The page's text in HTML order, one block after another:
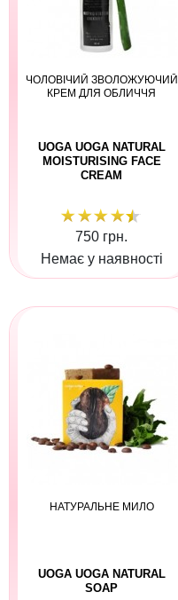
ЧОЛОВІЧИЙ ЗВОЛОЖУЮЧИЙ
КРЕМ ДЛЯ ОБЛИЧЧЯ
UOGA UOGA NATURAL
MOISTURISING FACE
CREAM
750 грн.
Немає у наявності
НАТУРАЛЬНЕ МИЛО
UOGA UOGA NATURAL
SOAP